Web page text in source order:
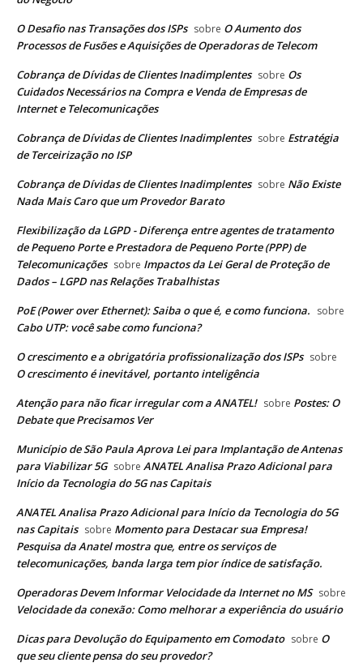
O Desafio nas Transações dos ISPs sobre O Aumento dos
Processos de Fusões e Aquisições de Operadoras de Telecom
Cobrança de Dívidas de Clientes Inadimplentes sobre Os
Cuidados Necessários na Compra e Venda de Empresas de
Internet e Telecomunicações
Cobrança de Dívidas de Clientes Inadimplentes sobre Estratégia
de Terceirização no ISP
Cobrança de Dívidas de Clientes Inadimplentes sobre Não Existe
Nada Mais Caro que um Provedor Barato
Flexibilização da LGPD - Diferença entre agentes de tratamento
de Pequeno Porte e Prestadora de Pequeno Porte (PPP) de
Telecomunicações sobre Impactos da Lei Geral de Proteção de
Dados – LGPD nas Relações Trabalhistas
PoE (Power over Ethernet): Saiba o que é, e como funciona. sobre
Cabo UTP: você sabe como funciona?
O crescimento e a obrigatória profissionalização dos ISPs sobre
O crescimento é inevitável, portanto inteligência
Atenção para não ficar irregular com a ANATEL! sobre Postes: O
Debate que Precisamos Ver
Município de São Paula Aprova Lei para Implantação de Antenas
para Viabilizar 5G sobre ANATEL Analisa Prazo Adicional para
Início da Tecnologia do 5G nas Capitais
ANATEL Analisa Prazo Adicional para Início da Tecnologia do 5G
nas Capitais sobre Momento para Destacar sua Empresa!
Pesquisa da Anatel mostra que, entre os serviços de
telecomunicações, banda larga tem pior índice de satisfação.
Operadoras Devem Informar Velocidade da Internet no MS sobre
Velocidade da conexão: Como melhorar a experiência do usuário
Dicas para Devolução do Equipamento em Comodato sobre O
que seu cliente pensa do seu provedor?